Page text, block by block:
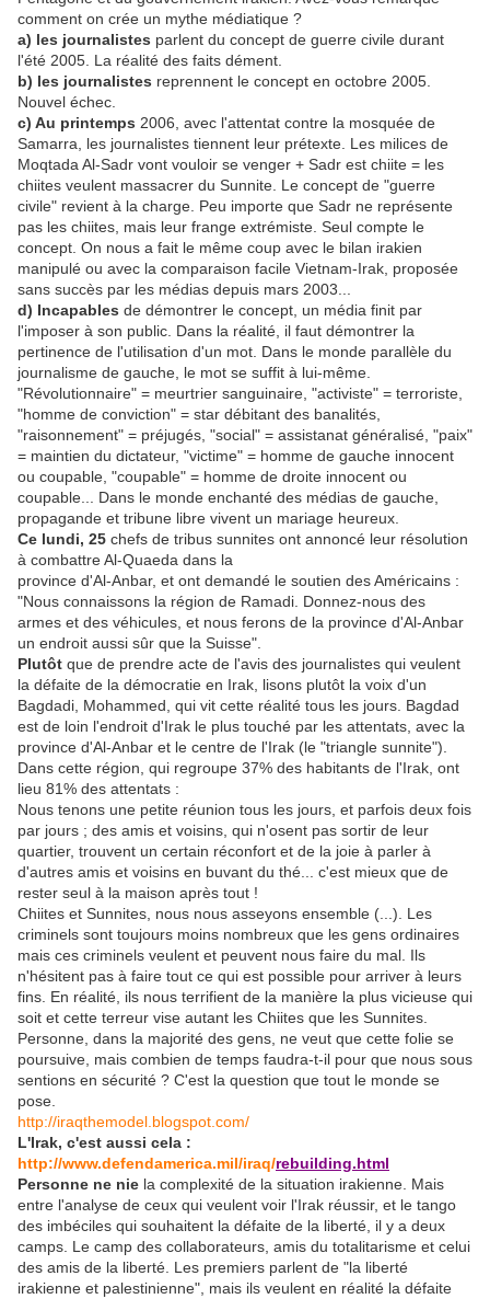
comment on crée un mythe médiatique ?
a) les journalistes parlent du concept de guerre civile durant
l'été 2005. La réalité des faits dément.
b) les journalistes reprennent le concept en octobre 2005.
Nouvel échec.
c) Au printemps 2006, avec l'attentat contre la mosquée de
Samarra, les journalistes tiennent leur prétexte. Les milices de
Moqtada Al-Sadr vont vouloir se venger + Sadr est chiite = les
chiites veulent massacrer du Sunnite. Le concept de "guerre
civile" revient à la charge. Peu importe que Sadr ne représente
pas les chiites, mais leur frange extrémiste. Seul compte le
concept. On nous a fait le même coup avec le bilan irakien
manipulé ou avec la comparaison facile Vietnam-Irak, proposée
sans succès par les médias depuis mars 2003...
d) Incapables de démontrer le concept, un média finit par
l'imposer à son public. Dans la réalité, il faut démontrer la
pertinence de l'utilisation d'un mot. Dans le monde parallèle du
journalisme de gauche, le mot se suffit à lui-même.
"Révolutionnaire" = meurtrier sanguinaire, "activiste" = terroriste,
"homme de conviction" = star débitant des banalités,
"raisonnement" = préjugés, "social" = assistanat généralisé, "paix"
= maintien du dictateur, "victime" = homme de gauche innocent
ou coupable, "coupable" = homme de droite innocent ou
coupable... Dans le monde enchanté des médias de gauche,
propagande et tribune libre vivent un mariage heureux.
Ce lundi, 25 chefs de tribus sunnites ont annoncé leur résolution
à combattre Al-Quaeda dans la
province d'Al-Anbar, et ont demandé le soutien des Américains :
"Nous connaissons la région de Ramadi. Donnez-nous des
armes et des véhicules, et nous ferons de la province d'Al-Anbar
un endroit aussi sûr que la Suisse".
Plutôt que de prendre acte de l'avis des journalistes qui veulent
la défaite de la démocratie en Irak, lisons plutôt la voix d'un
Bagdadi, Mohammed, qui vit cette réalité tous les jours. Bagdad
est de loin l'endroit d'Irak le plus touché par les attentats, avec la
province d'Al-Anbar et le centre de l'Irak (le "triangle sunnite").
Dans cette région, qui regroupe 37% des habitants de l'Irak, ont
lieu 81% des attentats :
Nous tenons une petite réunion tous les jours, et parfois deux fois
par jours ; des amis et voisins, qui n'osent pas sortir de leur
quartier, trouvent un certain réconfort et de la joie à parler à
d'autres amis et voisins en buvant du thé... c'est mieux que de
rester seul à la maison après tout !
Chiites et Sunnites, nous nous asseyons ensemble (...). Les
criminels sont toujours moins nombreux que les gens ordinaires
mais ces criminels veulent et peuvent nous faire du mal. Ils
n'hésitent pas à faire tout ce qui est possible pour arriver à leurs
fins. En réalité, ils nous terrifient de la manière la plus vicieuse qui
soit et cette terreur vise autant les Chiites que les Sunnites.
Personne, dans la majorité des gens, ne veut que cette folie se
poursuive, mais combien de temps faudra-t-il pour que nous sous
sentions en sécurité ? C'est la question que tout le monde se
pose.
http://iraqthemodel.blogspot.com/
L'Irak, c'est aussi cela :
http://www.defendamerica.mil/iraq/rebuilding.html
Personne ne nie la complexité de la situation irakienne. Mais
entre l'analyse de ceux qui veulent voir l'Irak réussir, et le tango
des imbéciles qui souhaitent la défaite de la liberté, il y a deux
camps. Le camp des collaborateurs, amis du totalitarisme et celui
des amis de la liberté. Les premiers parlent de "la liberté
irakienne et palestinienne", mais ils veulent en réalité la défaite